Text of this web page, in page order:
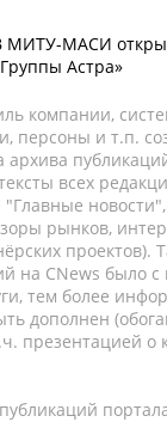
МИТУ-МАСИ
Астра»
компании,
персоны и т.п.
архива
всех
"Главные новости",
рынков,
проектов).
на CNews было
тем более
дополнен
презентацией о